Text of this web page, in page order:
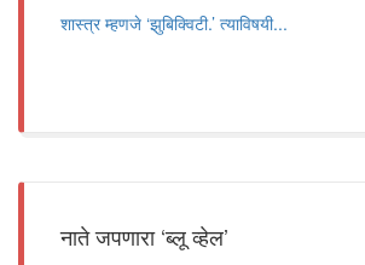
शास्त्र म्हणजे ‌‘झुबिक्विटी.‌’ त्याविषयी...
नाते जपणारा ‘ब्लू व्हेल’